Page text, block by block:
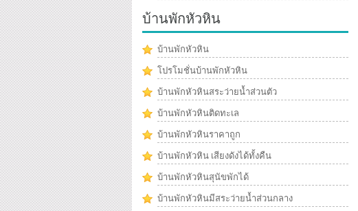
บ้านพักหัวหิน
บ้านพักหัวหิน
โปรโมชั่นบ้านพักหัวหิน
บ้านพักหัวหินสระว่ายน้ำส่วนตัว
บ้านพักหัวหินติดทะเล
บ้านพักหัวหินราคาถูก
บ้านพักหัวหิน เสียงดังได้ทั้งคืน
บ้านพักหัวหินสุนัขพักได้
บ้านพักหัวหินมีสระว่ายน้ำส่วนกลาง